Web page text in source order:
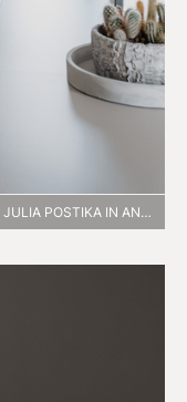
BRANDING SHOOTING FÜR FRISEURSALON JULIA POSTIKA IN ANSBACH